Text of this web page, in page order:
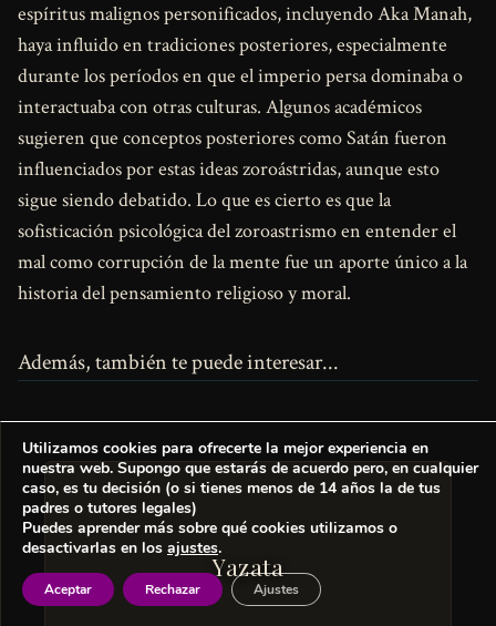
espíritus malignos personificados, incluyendo Aka Manah,
haya influido en tradiciones posteriores, especialmente
durante los períodos en que el imperio persa dominaba o
interactuaba con otras culturas. Algunos académicos
sugieren que conceptos posteriores como Satán fueron
influenciados por estas ideas zoroástridas, aunque esto
sigue siendo debatido. Lo que es cierto es que la
sofisticación psicológica del zoroastrismo en entender el
mal como corrupción de la mente fue un aporte único a la
historia del pensamiento religioso y moral.
Además, también te puede interesar...
Yazata
Utilizamos cookies para ofrecerte la mejor experiencia en
nuestra web. Supongo que estarás de acuerdo pero, en cualquier
caso, es tu decisión (o si tienes menos de 14 años la de tus
padres o tutores legales)
Puedes aprender más sobre qué cookies utilizamos o
desactivarlas en los ajustes.
Aceptar Rechazar Ajustes